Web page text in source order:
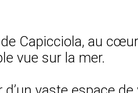
Capicciola, au
vue sur la mer.